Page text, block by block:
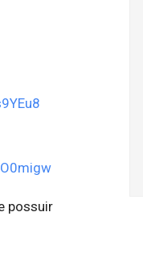
possuir